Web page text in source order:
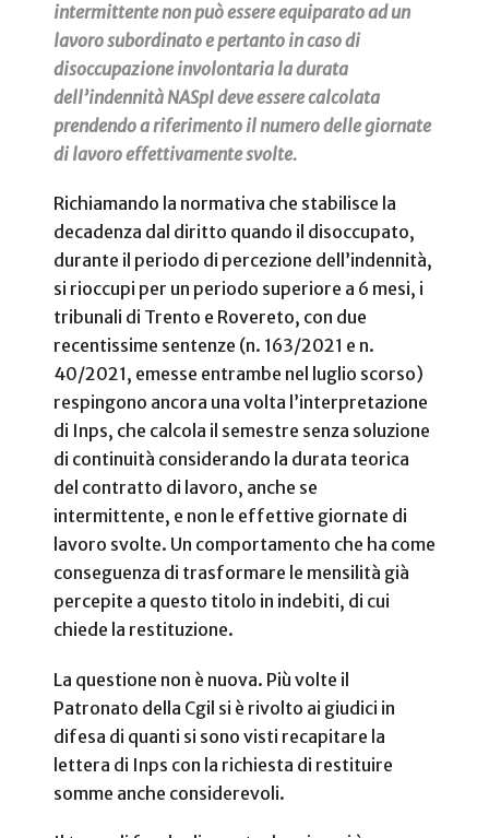
intermittente non può essere equiparato ad un
lavoro subordinato e pertanto in caso di
disoccupazione involontaria la durata
dell’indennità NASpI deve essere calcolata
prendendo a riferimento il numero delle giornate
di lavoro effettivamente svolte.
Richiamando la normativa che stabilisce la
decadenza dal diritto quando il disoccupato,
durante il periodo di percezione dell’indennità,
si rioccupi per un periodo superiore a 6 mesi, i
tribunali di Trento e Rovereto, con due
recentissime sentenze (n. 163/2021 e n.
40/2021, emesse entrambe nel luglio scorso)
respingono ancora una volta l’interpretazione
di Inps, che calcola il semestre senza soluzione
di continuità considerando la durata teorica
del contratto di lavoro, anche se
intermittente, e non le effettive giornate di
lavoro svolte. Un comportamento che ha come
conseguenza di trasformare le mensilità già
percepite a questo titolo in indebiti, di cui
chiede la restituzione.
La questione non è nuova. Più volte il
Patronato della Cgil si è rivolto ai giudici in
difesa di quanti si sono visti recapitare la
lettera di Inps con la richiesta di restituire
somme anche considerevoli.